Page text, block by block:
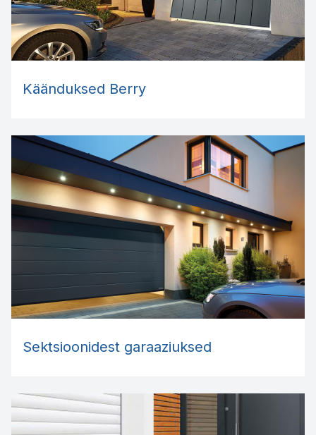
Käänduksed Berry
Sektsioonidest garaaziuksed